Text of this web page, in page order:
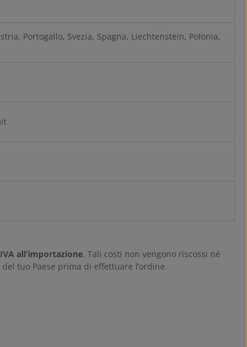
Portogallo, Svezia, Spagna, Liechtenstein, Polonia,
all’importazione. Tali costi non vengono riscossi né
tuo Paese prima di effettuare l’ordine.